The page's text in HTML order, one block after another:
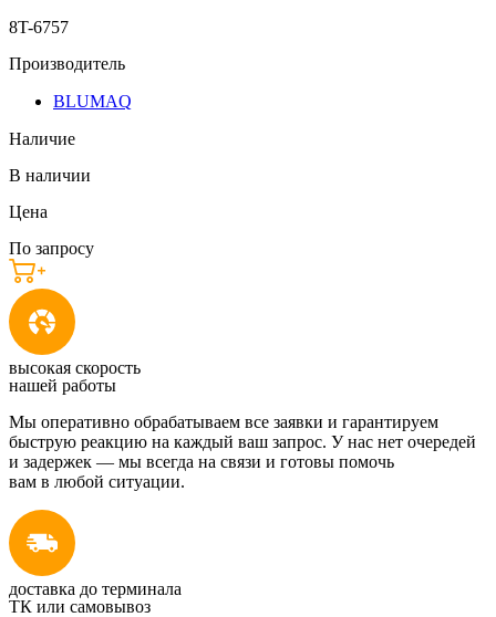
8T-6757
Производитель
BLUMAQ
Наличие
В наличии
Цена
По запросу
высокая скорость
нашей работы
Мы оперативно обрабатываем все заявки и гарантируем
быструю реакцию на каждый ваш запрос. У нас нет очередей
и задержек — мы всегда на связи и готовы помочь
вам в любой ситуации.
доставка до терминала
ТК или самовывоз